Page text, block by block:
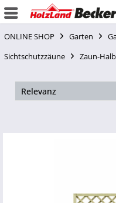
ONLINE SHOP Garten
Sichtschutzzäune
Zaun-